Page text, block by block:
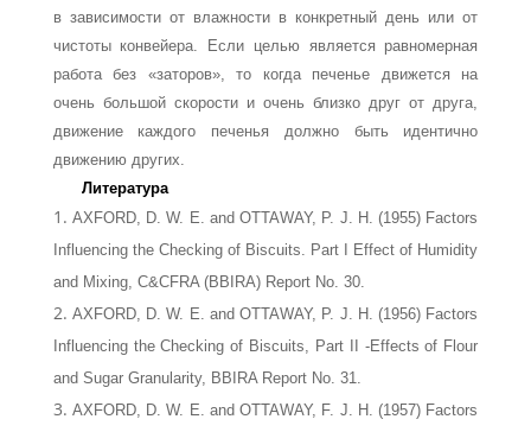
в зависимости от влажности в конкретный день или от
чистоты конвейера. Если целью является равномерная
работа без «зато­ров», то когда печенье движется на
очень большой скорости и очень близко друг от друга,
движение каждого печенья должно быть идентично
движению других.
Литература
AXFORD, D. W. Е. and OTTAWAY, P. J. Н. (1955) Factors
Influencing the Checking of Biscuits. Part I Effect of Humidity
and Mixing, C&CFRA (BBIRA) Report No. 30.
AXFORD, D. W. E. and OTTAWAY, P. J. H. (1956) Factors
Influencing the Checking of Biscuits, Part II -Effects of Flour
and Sugar Granularity, BBIRA Report No. 31.
AXFORD, D. W. E. and OTTAWAY, F. J. H. (1957) Factors